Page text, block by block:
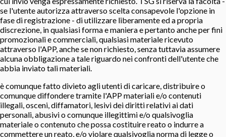
se l'utente autorizza attraverso scelta consapevole l'opzione in
fase di registrazione - di utilizzare liberamente ed a propria
discrezione, in qualsiasi forma e maniera e pertanto anche per fini
promozionali e commerciali, qualsiasi materiale ricevuto
attraverso l'APP, anche se non richiesto, senza tuttavia assumere
alcuna obbligazione a tale riguardo nei confronti dell'utente che
abbia inviato tali materiali.
è comunque fatto divieto agli utenti di caricare, distribuire o
comunque diffondere tramite l'APP materiali e/o contenuti
illegali, osceni, diffamatori, lesivi dei diritti relativi ai dati
personali, abusivi o comunque illegittimi e/o qualsivoglia
materiale o contenuto che possa costituire reato o indurre a
commettere un reato, e/o violare qualsivoglia norma di legge o